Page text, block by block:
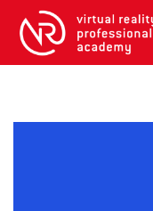
VRアカデミーとは